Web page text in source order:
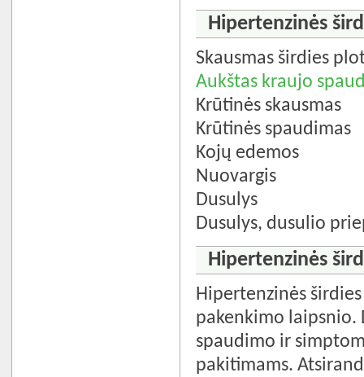
Hipertenzinės
Skausmas širdies
Aukštas kraujo
Krūtinės skausmas
Krūtinės spaudimas
Kojų edemos
Nuovargis
Dusulys
Dusulys, dusulio
Hipertenzinės
Hipertenzinės
pakenkimo laipsnio.
spaudimo ir
pakitimams.